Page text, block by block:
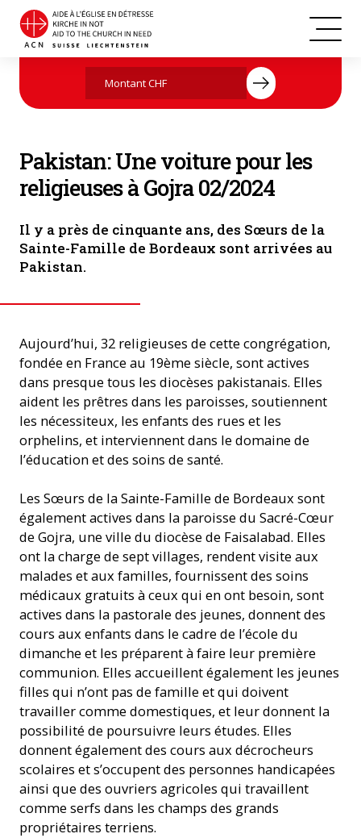
Pakistan
Agissez maintenant par votre don
Pakistan: Une voiture pour les
religieuses à Gojra 02/2024
Il y a près de cinquante ans, des Sœurs de la
Sainte-Famille de Bordeaux sont arrivées au
Pakistan.
Aujourd’hui, 32 religieuses de cette congrégation,
fondée en France au 19ème siècle, sont actives
dans presque tous les diocèses pakistanais. Elles
aident les prêtres dans les paroisses, soutiennent
les nécessiteux, les enfants des rues et les
orphelins, et interviennent dans le domaine de
l’éducation et des soins de santé.
Les Sœurs de la Sainte-Famille de Bordeaux sont
également actives dans la paroisse du Sacré-Cœur
de Gojra, une ville du diocèse de Faisalabad. Elles
ont la charge de sept villages, rendent visite aux
malades et aux familles, fournissent des soins
médicaux gratuits à ceux qui en ont besoin, sont
actives dans la pastorale des jeunes, donnent des
cours aux enfants dans le cadre de l’école du
dimanche et les préparent à faire leur première
communion. Elles accueillent également les jeunes
filles qui n’ont pas de famille et qui doivent
travailler comme domestiques, et leur donnent la
possibilité de poursuivre leurs études. Elles
donnent également des cours aux décrocheurs
scolaires et s’occupent des personnes handicapées
ainsi que des ouvriers agricoles qui travaillent
comme serfs dans les champs des grands
propriétaires terriens.